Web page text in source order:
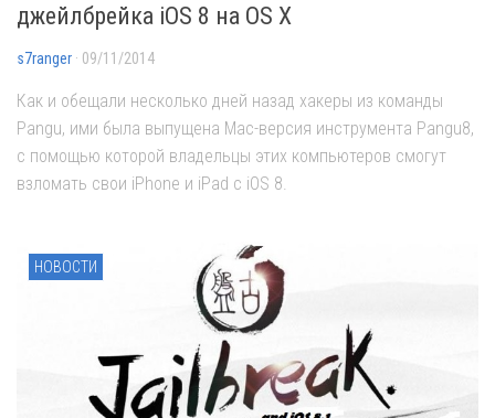
джейлбрейка iOS 8 на OS X
s7ranger · 09/11/2014
Как и обещали несколько дней назад хакеры из команды
Pangu, ими была выпущена Mac-версия инструмента Pangu8,
с помощью которой владельцы этих компьютеров смогут
взломать свои iPhone и iPad с iOS 8.
НОВОСТИ